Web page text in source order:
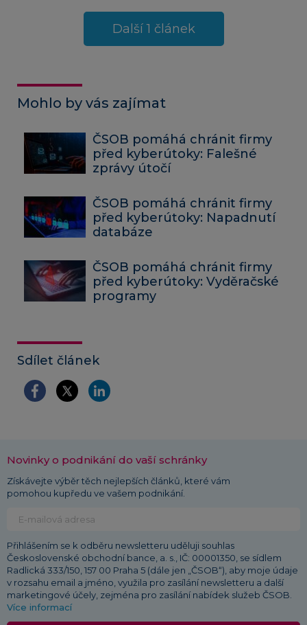
Další 1 článek
Mohlo by vás zajímat
ČSOB pomáhá chránit firmy
před kyberútoky: Falešné
zprávy útočí
ČSOB pomáhá chránit firmy
před kyberútoky: Napadnutí
databáze
ČSOB pomáhá chránit firmy
před kyberútoky: Vyděračské
programy
Sdílet článek
Novinky o podnikání do vaší schránky
Získávejte výběr těch nejlepších článků, které vám
pomohou kupředu ve vašem podnikání.
Přihlášením se k odběru newsletteru uděluji souhlas
Československé obchodní bance, a. s., IČ: 00001350, se sídlem
Radlická 333/150, 157 00 Praha 5 (dále jen „ČSOB“), aby moje údaje
v rozsahu email a jméno, využila pro zasílání newsletteru a další
marketingové účely, zejména pro zasílání nabídek služeb ČSOB.
Více informací